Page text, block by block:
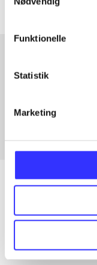
Funktionelle
Statistik
Marketing
Artikler med
Artikler
Alle registrerede